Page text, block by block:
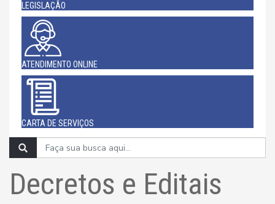
LEGISLAÇÃO
ATENDIMENTO ONLINE
CARTA DE SERVIÇOS
Decretos e Editais